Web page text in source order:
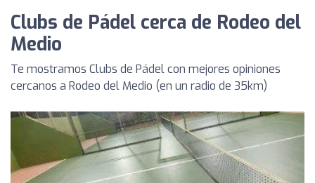
Clubs de Pádel cerca de Rodeo del
Medio
Te mostramos Clubs de Pádel con mejores opiniones
cercanos a Rodeo del Medio (en un radio de 35km)